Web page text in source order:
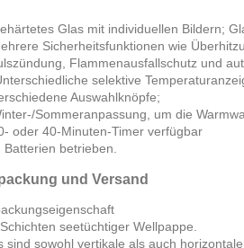
Glas mit individuellen Bildern;
Sicherheitsfunktionen wie
Flammenausfallschutz und
selektive
Auswahlknöpfe;
Sommeranpassung, um die
oder 40-Minuten-Timer verfügbar
betrieben.
und Versand
seetüchtiger Wellpappe.
sind sowohl vertikale als auch